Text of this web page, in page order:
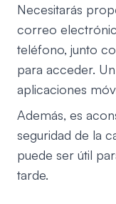
Necesitarás
correo
teléfono, junto
para acceder.
aplicaciones
Además, es
seguridad de la
puede ser útil
tarde.